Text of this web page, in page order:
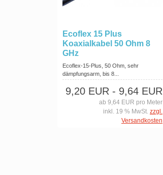
Ecoflex 15 Plus
Koaxialkabel 50 Ohm 8
GHz
Ecoflex-15-Plus, 50 Ohm, sehr
dämpfungsarm, bis 8...
9,20 EUR - 9,64 EUR
ab 9,64 EUR pro Meter
inkl. 19 % MwSt. zzgl.
Versandkosten